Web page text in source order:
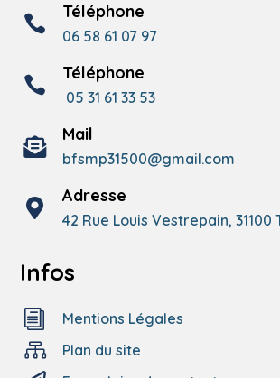

Téléphone
06 58 61 07 97

Téléphone
05 31 61 33 53

Mail
bfsmp31500@gmail.com

Adresse
42 Rue Louis Vestrepain, 31100
Infos
i Mentions Légales
 Plan du site